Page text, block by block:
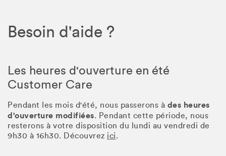
Besoin d'aide ?
Les heures d'ouverture en été
Customer Care
Pendant les mois d'été, nous passerons à des heures
d'ouverture modifiées. Pendant cette période, nous
resterons à votre disposition du lundi au vendredi de
9h30 à 16h30. Découvrez ici.